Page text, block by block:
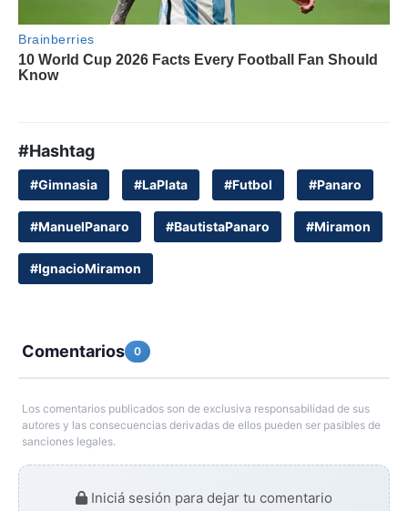
#Hashtag
#Gimnasia #LaPlata #Futbol #Panaro
#ManuelPanaro #BautistaPanaro #Miramon
#IgnacioMiramon
Comentarios 0
Los comentarios publicados son de exclusiva responsabilidad de sus
autores y las consecuencias derivadas de ellos pueden ser pasibles de
sanciones legales.
Iniciá sesión para dejar tu comentario